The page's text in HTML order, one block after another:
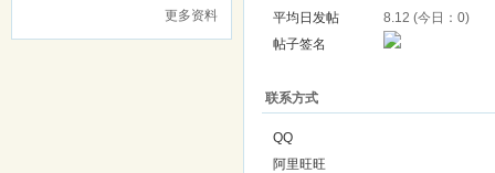
更多资料
平均日发帖
8.12 (今日：0)
帖子签名
联系方式
QQ
阿里旺旺